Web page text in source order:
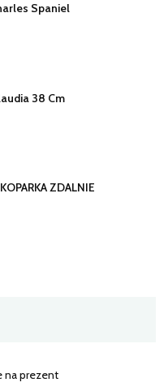
Spaniel
38 Cm
ZDALNIE
na prezent